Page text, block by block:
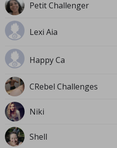
Petit Challenger
Lexi Aia
Happy Ca
CRebel Challenges
Niki
Shell